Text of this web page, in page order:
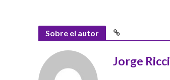
Sobre el autor
Jorge Ricci